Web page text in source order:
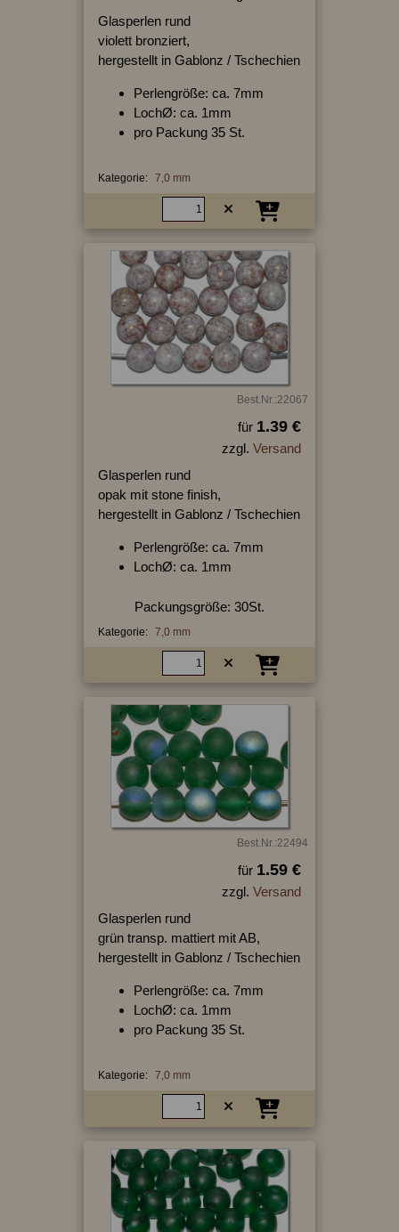
Glasperlen rund
violett bronziert,
hergestellt in Gablonz / Tschechien
Perlengröße: ca. 7mm
LochØ: ca. 1mm
pro Packung 35 St.
Kategorie: 7,0 mm
Best.Nr.:22067
für 1.39 €
zzgl. Versand
Glasperlen rund
opak mit stone finish,
hergestellt in Gablonz / Tschechien
Perlengröße: ca. 7mm
LochØ: ca. 1mm
Packungsgröße: 30St.
Kategorie: 7,0 mm
Best.Nr.:22494
für 1.59 €
zzgl. Versand
Glasperlen rund
grün transp. mattiert mit AB,
hergestellt in Gablonz / Tschechien
Perlengröße: ca. 7mm
LochØ: ca. 1mm
pro Packung 35 St.
Kategorie: 7,0 mm